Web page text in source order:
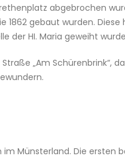
abgebrochen
1862 gebaut wurden.
der HI. Maria geweiht
„Am Schürenbrink“,
Münsterland. Die ersten